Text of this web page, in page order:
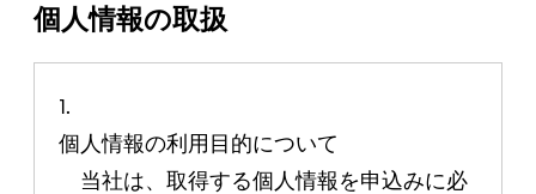
個人情報の取扱
個人情報の利用目的について
当社は、取得する個人情報を申込みに必